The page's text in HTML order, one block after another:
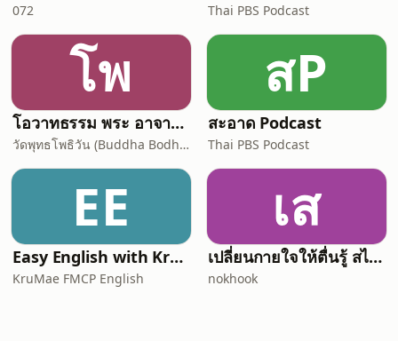
072 Thai PBS Podcast
โพ
โอวาทธรรม พระ อาจารย์ กัลยาโณ
วัดพุทธโพธิวัน (Buddha Bodhivana Monastery - Ajahn Kalyano)
สP
สะอาด Podcast
Thai PBS Podcast
EE
Easy English with KruMae FMCP English
KruMae FMCP English
เส
เปลี่ยนกายใจให้ตื่นรู้ สไตล์ "พื้นที่ของควา
nokhook